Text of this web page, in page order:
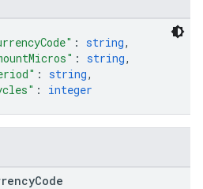
: string,
: string,
: string,
: integer
Code